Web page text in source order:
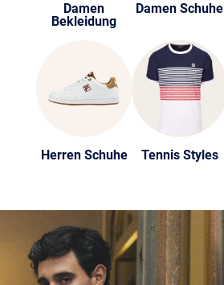
Damen
Bekleidung
Damen Schuhe
Herren Schuhe Tennis Styles